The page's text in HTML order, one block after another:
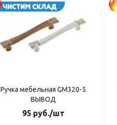
Ручка мебельная GM320-5
ВЫВОД
95руб./шт